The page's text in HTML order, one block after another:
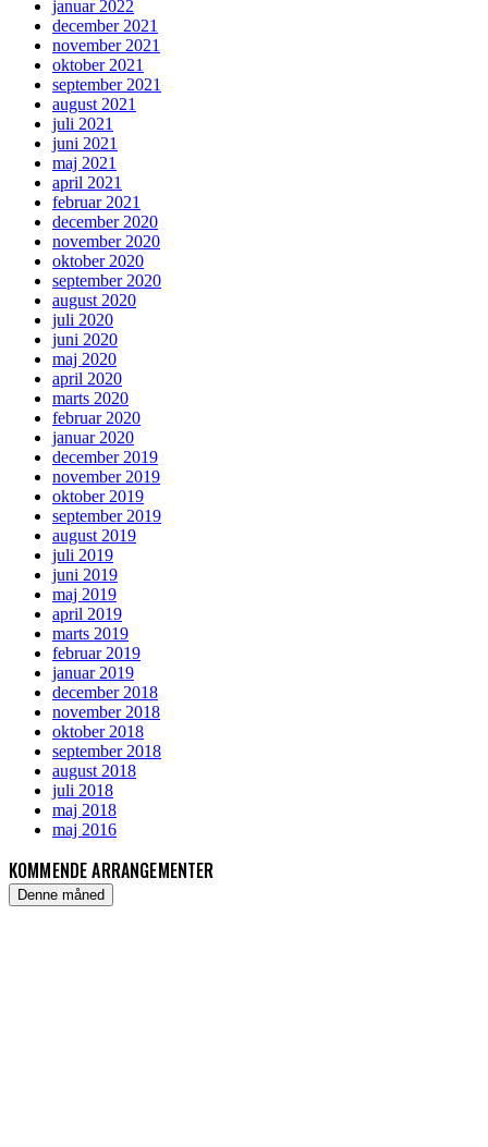
januar 2022
december 2021
november 2021
oktober 2021
september 2021
august 2021
juli 2021
juni 2021
maj 2021
april 2021
februar 2021
december 2020
november 2020
oktober 2020
september 2020
august 2020
juli 2020
juni 2020
maj 2020
april 2020
marts 2020
februar 2020
januar 2020
december 2019
november 2019
oktober 2019
september 2019
august 2019
juli 2019
juni 2019
maj 2019
april 2019
marts 2019
februar 2019
januar 2019
december 2018
november 2018
oktober 2018
september 2018
august 2018
juli 2018
maj 2018
maj 2016
KOMMENDE ARRANGEMENTER
Denne måned